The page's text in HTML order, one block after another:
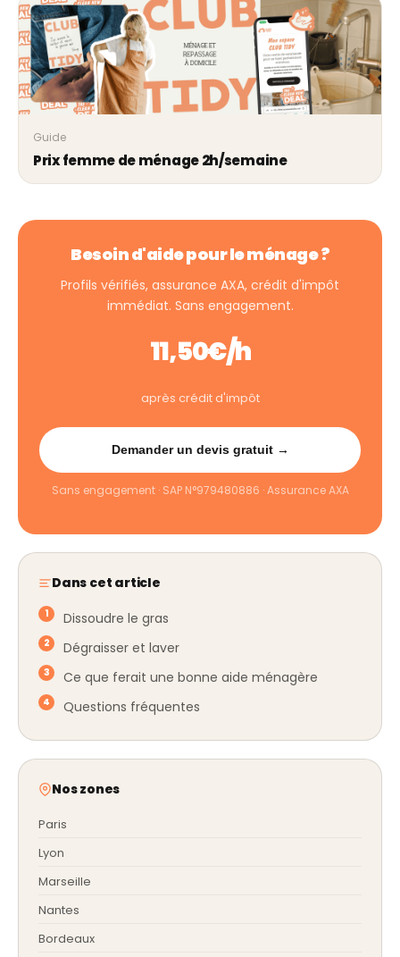
Guide
Prix femme de ménage 2h/semaine
Besoin d'aide pour le ménage ?
Profils vérifiés, assurance AXA, crédit d'impôt
immédiat. Sans engagement.
11,50€/h
après crédit d'impôt
Demander un devis gratuit →
Sans engagement · SAP N°979480886 · Assurance AXA
Dans cet article
Dissoudre le gras
Dégraisser et laver
Ce que ferait une bonne aide ménagère
Questions fréquentes
Nos zones
Paris
Lyon
Marseille
Nantes
Bordeaux